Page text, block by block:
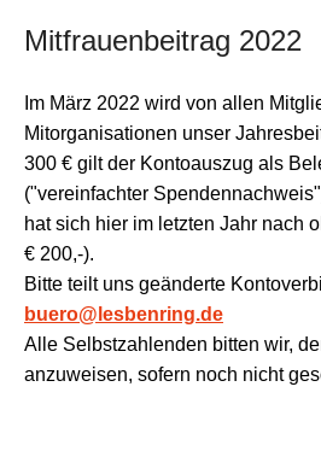
Mitfrauenbeitrag 2022
Im März 2022 wird von allen
Mitorganisationen unser
300 € gilt der Kontoauszug als
("vereinfachter
hat sich hier im letzten Jahr nach
€ 200,-).
Bitte teilt uns geänderte
buero@lesbenring.de
Alle Selbstzahlenden bitten wir,
anzuweisen, sofern noch nicht